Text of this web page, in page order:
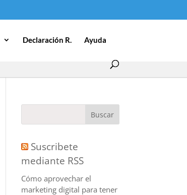
Declaración R. Ayuda
Suscribete
mediante RSS
Cómo aprovechar el
marketing digital para tener